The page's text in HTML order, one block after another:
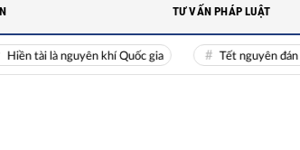
là nguyên khí Quốc gia Tết nguyên đán Nhâm
TƯ VẤN PHÁP LUẬT